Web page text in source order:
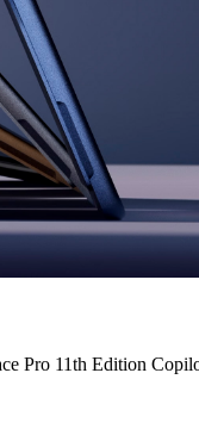
Pro 11th Edition